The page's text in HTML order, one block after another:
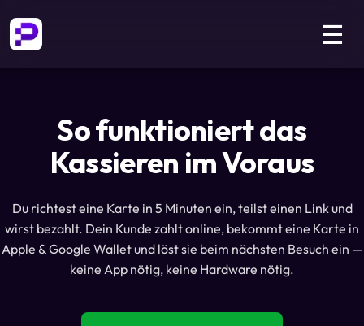
☰
So funktioniert das
Kassieren im Voraus
Du richtest eine Karte in 5 Minuten ein, teilst einen Link und
wirst bezahlt. Dein Kunde zahlt online, bekommt eine Karte in
Apple & Google Wallet und löst sie beim nächsten Besuch ein —
keine App nötig, keine Hardware nötig.